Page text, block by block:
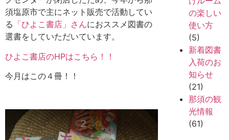
須塩原市で主にネット販売で活動してい
る 「ひよこ書店」さんにおススメ図書の
選書をしていただいています。
ひよこ書店のHPはこちら！！
今月はこの４冊！！
の楽しい
使い方
(5)
新着図書
入荷のお
知らせ
(21)
那須の観
光情報
(61)